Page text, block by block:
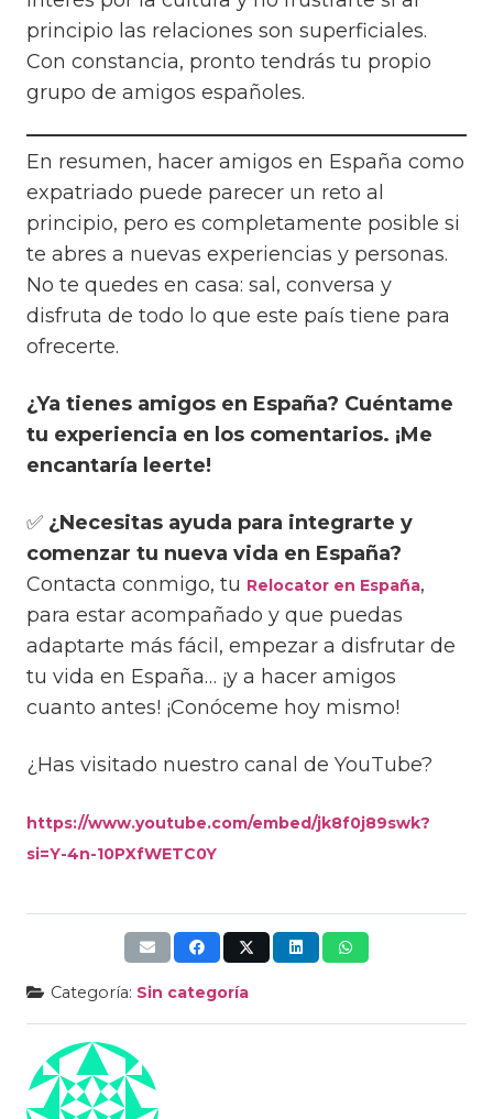
principio las relaciones son superficiales.
Con constancia, pronto tendrás tu propio
grupo de amigos españoles.
En resumen, hacer amigos en España como
expatriado puede parecer un reto al
principio, pero es completamente posible si
te abres a nuevas experiencias y personas.
No te quedes en casa: sal, conversa y
disfruta de todo lo que este país tiene para
ofrecerte.
¿Ya tienes amigos en España? Cuéntame
tu experiencia en los comentarios. ¡Me
encantaría leerte!
✅ ¿Necesitas ayuda para integrarte y
comenzar tu nueva vida en España?
Contacta conmigo, tu Relocator en España,
para estar acompañado y que puedas
adaptarte más fácil, empezar a disfrutar de
tu vida en España… ¡y a hacer amigos
cuanto antes! ¡Conóceme hoy mismo!
¿Has visitado nuestro canal de YouTube?
https://www.youtube.com/embed/jk8f0j89swk?
si=Y-4n-10PXfWETC0Y
Categoría: Sin categoría